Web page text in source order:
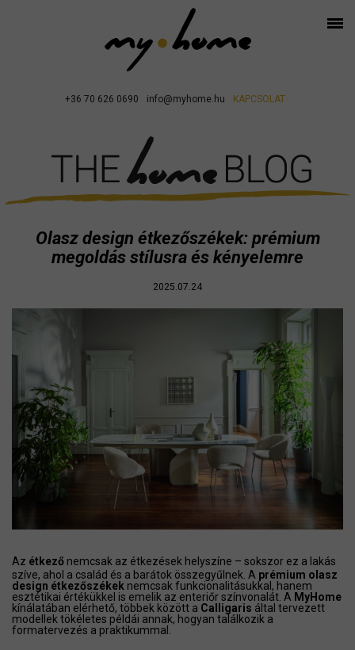
+36 70 626 0690 info@myhome.hu KAPCSOLAT
Olasz design étkezőszékek: prémium
megoldás stílusra és kényelemre
2025.07.24
Az étkező nemcsak az étkezések helyszíne – sokszor ez a lakás
szíve, ahol a család és a barátok összegyűlnek. A prémium olasz
design étkezőszékek nemcsak funkcionalitásukkal, hanem
esztétikai értékükkel is emelik az enteriőr színvonalát. A MyHome
kínálatában elérhető, többek között a Calligaris által tervezett
modellek tökéletes példái annak, hogyan találkozik a
formatervezés a praktikummal.